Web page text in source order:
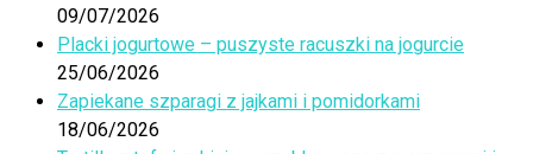
09/07/2026
Placki jogurtowe – puszyste racuszki na jogurcie
25/06/2026
Zapiekane szparagi z jajkami i pomidorkami
18/06/2026